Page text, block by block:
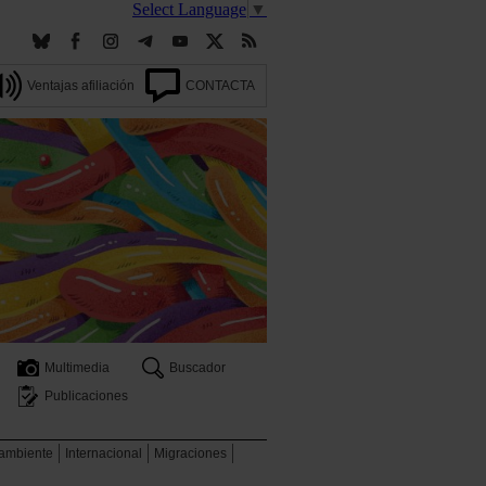
Select Language ▼
Ventajas afiliación CONTACTA
Multimedia
Buscador
Publicaciones
Internacional
Migraciones